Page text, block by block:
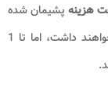
هزینه پشیمان شده
و دیگر نوبت تعینی ننمایند امکان بازگشت وجه را نخواهند داشت، اما تا 1